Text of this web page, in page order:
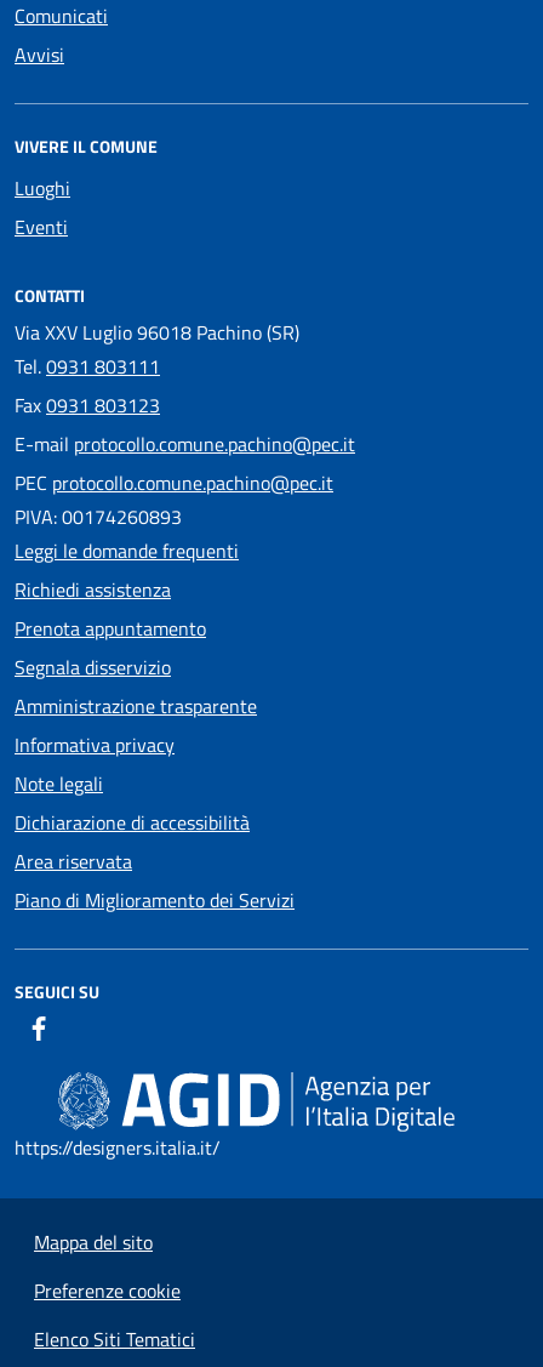
Comunicati
Avvisi
VIVERE IL COMUNE
Luoghi
Eventi
CONTATTI
Via XXV Luglio 96018 Pachino (SR)
Tel.0931 803111
Fax0931 803123
E-mail protocollo.comune.pachino@pec.it
PEC protocollo.comune.pachino@pec.it
PIVA: 00174260893
Leggi le domande frequenti
Richiedi assistenza
Prenota appuntamento
Segnala disservizio
Amministrazione trasparente
Informativa privacy
Note legali
Dichiarazione di accessibilità
Area riservata
Piano di Miglioramento dei Servizi
SEGUICI SU
https://designers.italia.it/
Mappa del sito
Preferenze cookie
Elenco Siti Tematici